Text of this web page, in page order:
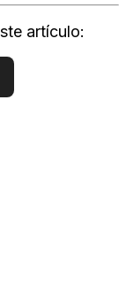
artículo: